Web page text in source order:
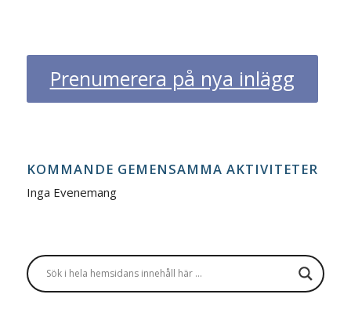
Prenumerera på nya inlägg
KOMMANDE GEMENSAMMA AKTIVITETER
Inga Evenemang